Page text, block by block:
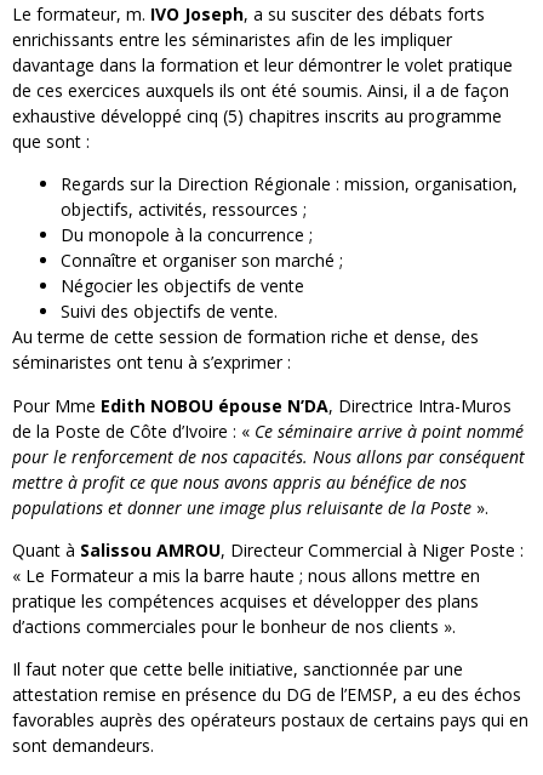
Le formateur, m. IVO Joseph, a su susciter des débats forts
enrichissants entre les séminaristes afin de les impliquer
davantage dans la formation et leur démontrer le volet pratique
de ces exercices auxquels ils ont été soumis. Ainsi, il a de façon
exhaustive développé cinq (5) chapitres inscrits au programme
que sont :
Regards sur la Direction Régionale : mission, organisation,
objectifs, activités, ressources ;
Du monopole à la concurrence ;
Connaître et organiser son marché ;
Négocier les objectifs de vente
Suivi des objectifs de vente.
Au terme de cette session de formation riche et dense, des
séminaristes ont tenu à s’exprimer :
Pour Mme Edith NOBOU épouse N’DA, Directrice Intra-Muros
de la Poste de Côte d’Ivoire : « Ce séminaire arrive à point nommé
pour le renforcement de nos capacités. Nous allons par conséquent
mettre à profit ce que nous avons appris au bénéfice de nos
populations et donner une image plus reluisante de la Poste ».
Quant à Salissou AMROU, Directeur Commercial à Niger Poste :
« Le Formateur a mis la barre haute ; nous allons mettre en
pratique les compétences acquises et développer des plans
d’actions commerciales pour le bonheur de nos clients ».
Il faut noter que cette belle initiative, sanctionnée par une
attestation remise en présence du DG de l’EMSP, a eu des échos
favorables auprès des opérateurs postaux de certains pays qui en
sont demandeurs.